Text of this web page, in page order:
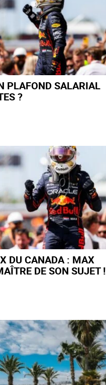
PLAFOND SALARIAL
?
DU CANADA : MAX
DE SON SUJET !